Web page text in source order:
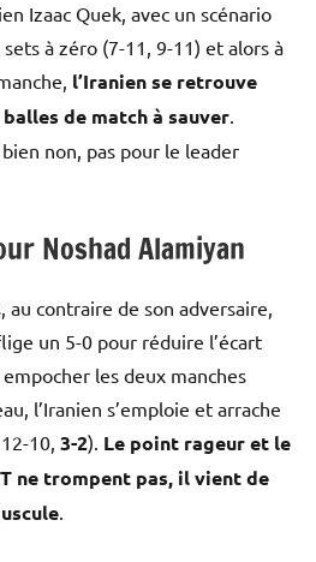
Izaac Quek, avec un scénario
à zéro (7-11, 9-11) et alors à
l’Iranien se retrouve
de match à sauver.
non, pas pour le leader
Noshad Alamiyan
au contraire de son adversaire,
un 5-0 pour réduire l’écart
les deux manches
l’Iranien s’emploie et arrache
10, 3-2). Le point rageur et le
ne trompent pas, il vient de
.